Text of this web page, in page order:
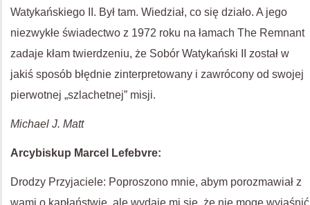
Watykańskiego II. Był tam. Wiedział, co się działo. A jego
niezwykłe świadectwo z 1972 roku na łamach The Remnant
zadaje kłam twierdzeniu, że Sobór Watykański II został w
jakiś sposób błędnie zinterpretowany i zawrócony od swojej
pierwotnej „szlachetnej” misji.
Michael J. Matt
Arcybiskup Marcel Lefebvre:
Drodzy Przyjaciele: Poproszono mnie, abym porozmawiał z
wami o kapłaństwie, ale wydaje mi się, że nie mogę wyjaśnić